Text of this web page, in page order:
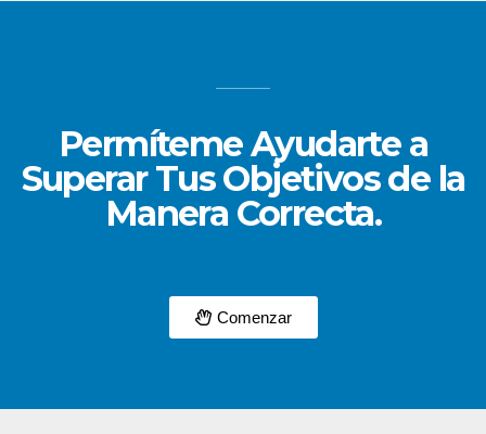
Permíteme Ayudarte a
Superar Tus Objetivos de la
Manera Correcta.
Comenzar